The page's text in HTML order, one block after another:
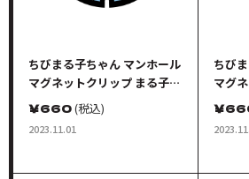
ちびまる子ちゃん マンホール
マグネットクリップ まる子＆
たまちゃん カラーC
￥660(税込)
2023.11.01
ちび
マグ
友蔵
￥